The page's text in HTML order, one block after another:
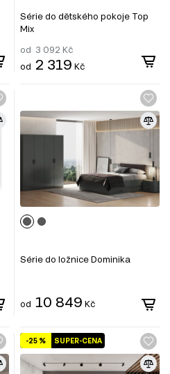
Série do dětského pokoje Top
Mix
od 3 092 Kč
od 2 319 Kč
Série do ložnice Dominika
od 10 849 Kč
SUPER-CENA
-25 %